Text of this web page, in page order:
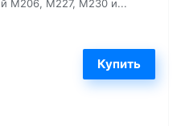
M206, M227, M230 и...